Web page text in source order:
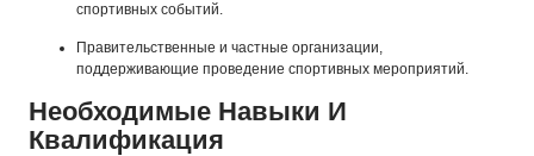
спортивных событий.
Правительственные и частные организации,
поддерживающие проведение спортивных мероприятий.
Необходимые Навыки И
Квалификация